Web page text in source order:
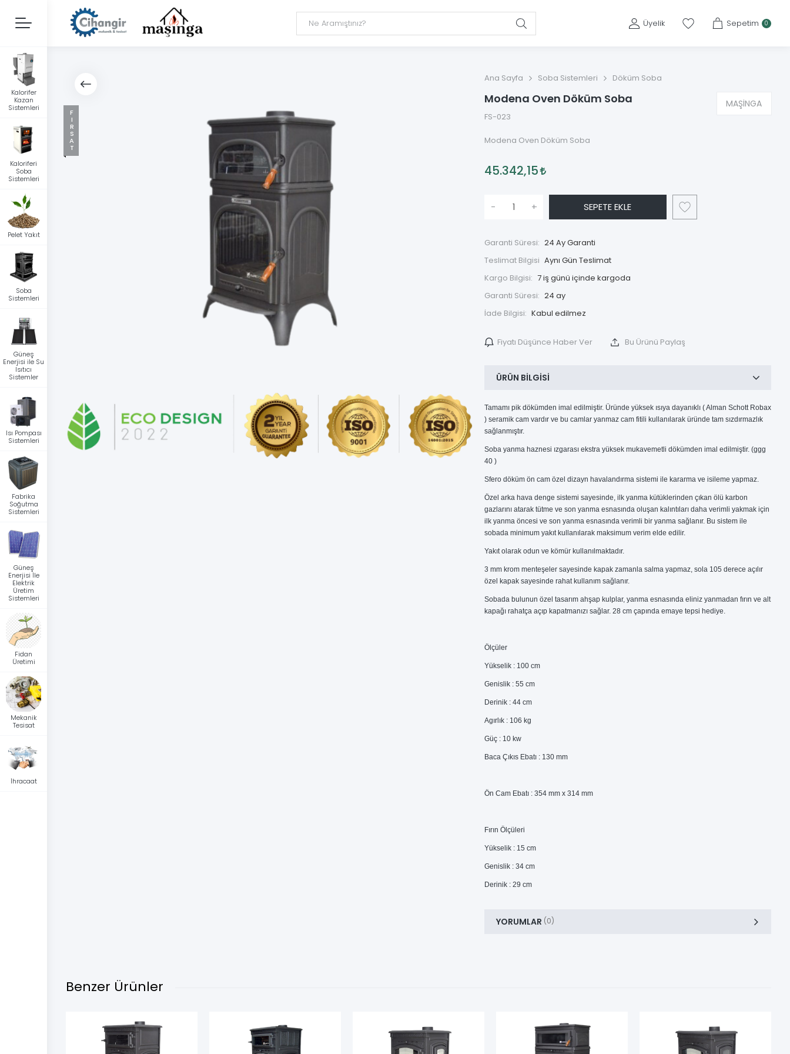
Üyelik Sepetim 0
Kalorifer
Kazan
Sistemleri
Kaloriferi
Soba
Sistemleri
Pelet Yakıt
Soba
Sistemleri
Güneş
Enerjisi ile Su
Isıtıcı
Sistemler
Isı Pompası
Sistemleri
Fabrika
Soğutma
Sistemleri
Güneş
Enerjisi İle
Elektrik
Üretim
Sistemleri
Fidan
Üretimi
Mekanik
Tesisat
İhracaat
FIRSAT
Ana Sayfa Soba Sistemleri Döküm Soba
Modena Oven Döküm Soba
FS-023
MAŞİNGA
Modena Oven Döküm Soba
45.342,15
- + SEPETE EKLE
Garanti Süresi: 24 Ay Garanti
Teslimat Bilgisi Aynı Gün Teslimat
Kargo Bilgisi: 7 iş günü içinde kargoda
Garanti Süresi: 24 ay
İade Bilgisi:
Fiyatı Düşünce Haber Ver Bu Ürünü Paylaş
ÜRÜN BILGISI
Tamamı pik dökümden imal edilmiştir. Üründe yüksek ısıya dayanıklı ( Alman Schott Robax
) seramik cam vardır ve bu camlar yanmaz cam fitili kullanılarak üründe tam sızdırmazlık
sağlanmıştır.
Soba yanma haznesi ızgarası ekstra yüksek mukavemetli dökümden imal edilmiştir. (ggg
40 )
Sfero döküm ön cam özel dizayn havalandırma sistemi ile kararma ve isileme yapmaz.
Özel arka hava denge sistemi sayesinde, ilk yanma kütüklerinden çıkan ölü karbon
gazlarını atarak tütme ve son yanma esnasında oluşan kalıntıları daha verimli yakmak için
ilk yanma öncesi ve son yanma esnasında verimli bir yanma sağlanır. Bu sistem ile
sobada minimum yakıt kullanılarak maksimum verim elde edilir.
Yakıt olarak odun ve kömür kullanılmaktadır.
3 mm krom menteşeler sayesinde kapak zamanla salma yapmaz, sola 105 derece açılır
özel kapak sayesinde rahat kullanım sağlanır.
Sobada bulunun özel tasarım ahşap kulplar, yanma esnasında eliniz yanmadan fırın ve alt
kapağı rahatça açıp kapatmanızı sağlar. 28 cm çapında emaye tepsi hediye.
Ölçüler
Yükselik : 100 cm
Genislik : 55 cm
Derinik : 44 cm
Agırlık : 106 kg
Güç : 10 kw
Baca Çıkıs Ebatı : 130 mm
Ön Cam Ebatı : 354 mm x 314 mm
Fırın Ölçüleri
Yükselik : 15 cm
Genislik : 34 cm
Derinik : 29 cm
YORUMLAR (0)
Benzer Ürünler